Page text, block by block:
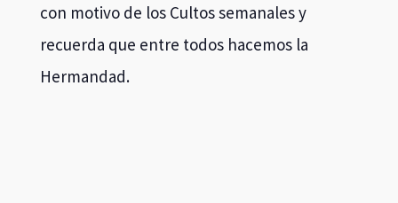
con motivo de los Cultos semanales y
recuerda que entre todos hacemos la
Hermandad.